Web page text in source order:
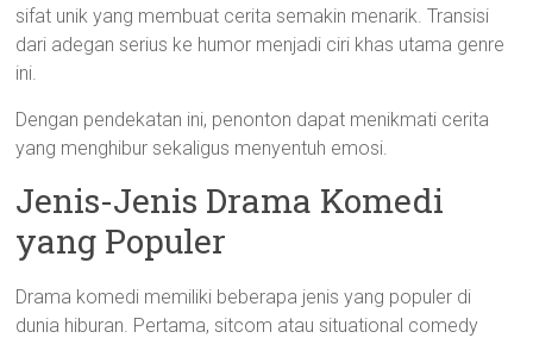
sifat unik yang membuat cerita semakin menarik. Transisi
dari adegan serius ke humor menjadi ciri khas utama genre
ini.
Dengan pendekatan ini, penonton dapat menikmati cerita
yang menghibur sekaligus menyentuh emosi.
Jenis-Jenis Drama Komedi
yang Populer
Drama komedi memiliki beberapa jenis yang populer di
dunia hiburan. Pertama, sitcom atau situational comedy